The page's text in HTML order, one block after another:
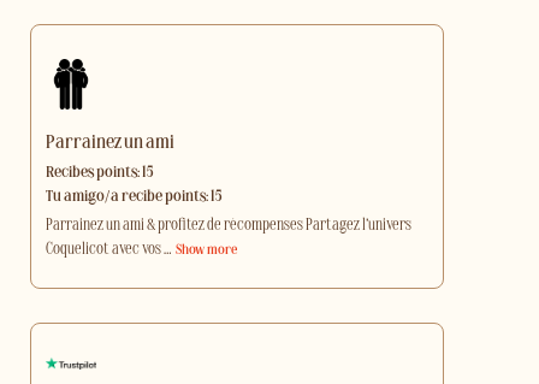
Parrainez un ami
Recibes points: 15
Tu amigo/a recibe points: 15
Parrainez un ami & profitez de récompenses Partagez l’univers
Coquelicot avec vos… Show more